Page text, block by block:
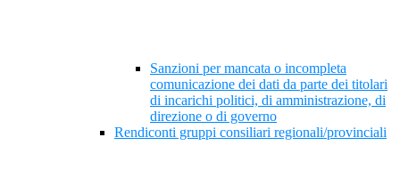
Sanzioni per mancata o incompleta
comunicazione dei dati da parte dei titolari
di incarichi politici, di amministrazione, di
direzione o di governo
Rendiconti gruppi consiliari regionali/provinciali